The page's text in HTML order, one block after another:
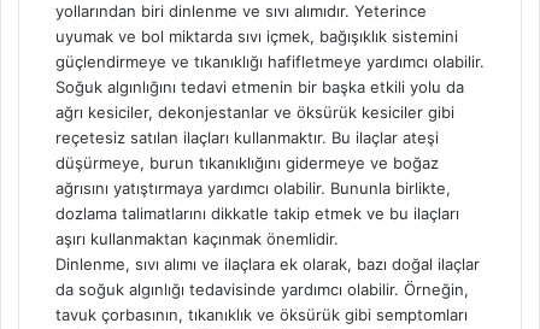
yollarından biri dinlenme ve sıvı alımıdır. Yeterince
uyumak ve bol miktarda sıvı içmek, bağışıklık sistemini
güçlendirmeye ve tıkanıklığı hafifletmeye yardımcı olabilir.
Soğuk algınlığını tedavi etmenin bir başka etkili yolu da
ağrı kesiciler, dekonjestanlar ve öksürük kesiciler gibi
reçetesiz satılan ilaçları kullanmaktır. Bu ilaçlar ateşi
düşürmeye, burun tıkanıklığını gidermeye ve boğaz
ağrısını yatıştırmaya yardımcı olabilir. Bununla birlikte,
dozlama talimatlarını dikkatle takip etmek ve bu ilaçları
aşırı kullanmaktan kaçınmak önemlidir.
Dinlenme, sıvı alımı ve ilaçlara ek olarak, bazı doğal ilaçlar
da soğuk algınlığı tedavisinde yardımcı olabilir. Örneğin,
tavuk çorbasının, tıkanıklık ve öksürük gibi semptomları